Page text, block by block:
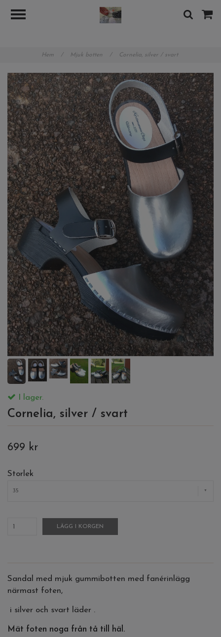
Hem / Mjuk botten / Cornelia, silver / svart
I lager.
Cornelia, silver / svart
699 kr
Storlek
35
LÄGG I KORGEN
Sandal med mjuk gummibotten med fanérinlägg
närmast foten,
i silver och svart läder .
Mät foten noga från tå till häl.